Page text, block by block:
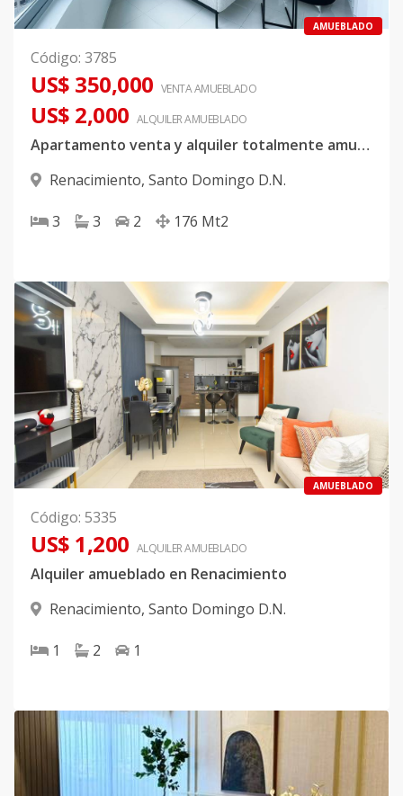
AMUEBLADO
Código: 3785
US$ 350,000 VENTA AMUEBLADO
US$ 2,000 ALQUILERAMUEBLADO
Apartamento venta y alquiler totalmente amueblado
Renacimiento, Santo Domingo D.N.
3 3 2 176 Mt2
AMUEBLADO
Código: 5335
US$ 1,200 ALQUILERAMUEBLADO
Alquiler amueblado en Renacimiento
Renacimiento, Santo Domingo D.N.
1 2 1